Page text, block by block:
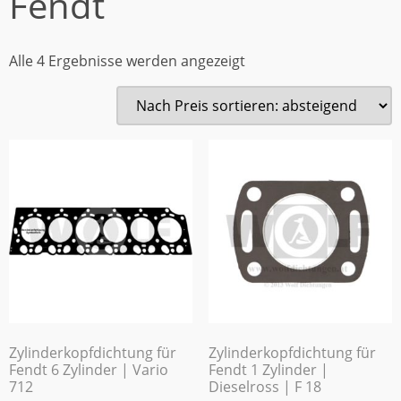
Alle 4 Ergebnisse werden angezeigt
Zylinderkopfdichtung für
Fendt 6 Zylinder | Vario
712
Zylinderkopfdichtung für
Fendt 1 Zylinder |
Dieselross | F 18